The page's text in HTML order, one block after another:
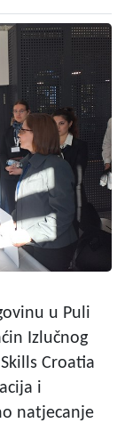
u Puli
Izlučnog
Croatia
i
natjecanje